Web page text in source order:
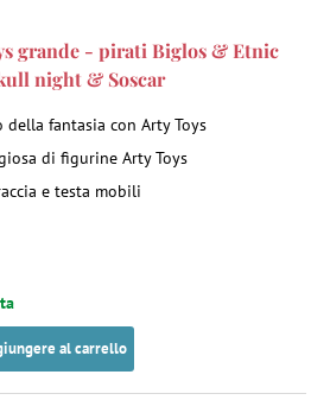
grande - pirati Biglos & Etnic
night & Soscar
fantasia con Arty Toys
di figurine Arty Toys
e testa mobili
al carrello